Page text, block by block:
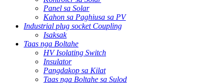
Panel sa Solar
Kahon sa Paghiusa sa PV
Industrial plug socket Coupling
Isaksak
Taas nga Boltahe
HV Isolating Switch
Insulator
Pangdakop sa Kilat
Taas nga Boltahe sa Sulod